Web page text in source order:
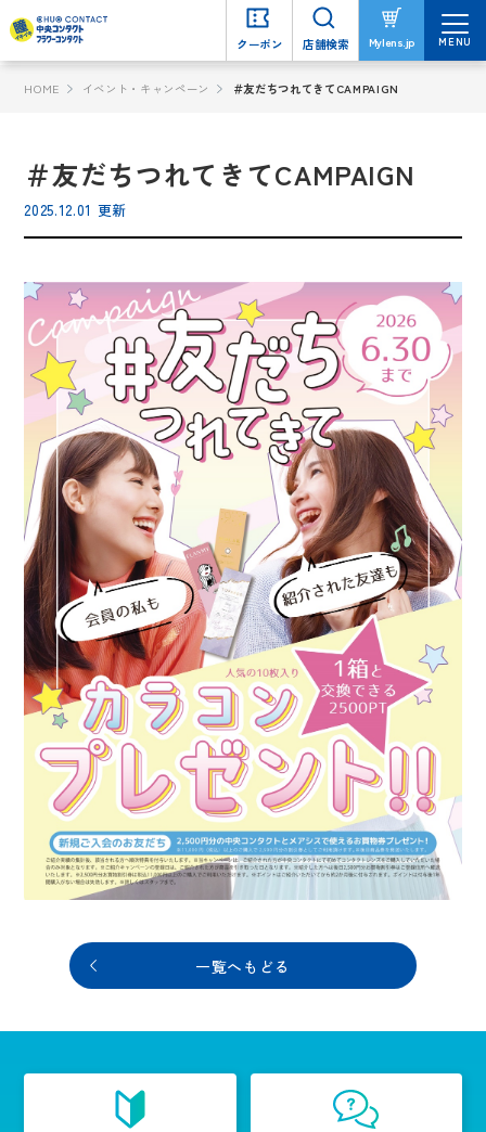
クーポン 店舗検索 Mylens.jp MENU
HOME イベント・キャンペーン ＃友だちつれてきてCAMPAIGN
＃友だちつれてきてCAMPAIGN
2025.12.01 更新
一覧へもどる
クーポン 店舗検索 Mylens.jp MENU